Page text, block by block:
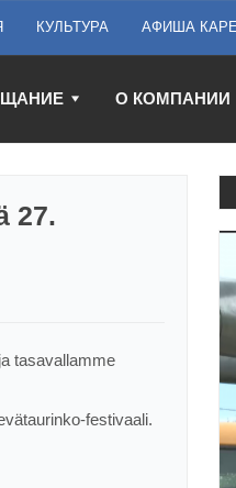
КУЛЬТУРА АФИША
О КОМПАНИИ
27.
tasavallamme
festivaali.